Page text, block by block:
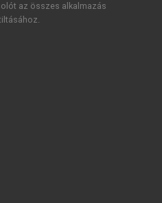
az összes alkalmazás